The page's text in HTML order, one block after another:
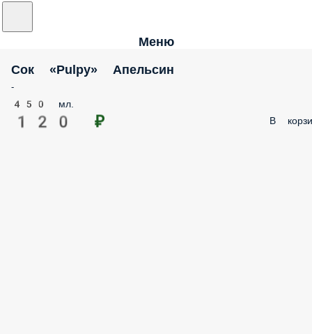
Меню
Сок «Pulpy» Апельсин
-
450 мл.
120 ₽ В